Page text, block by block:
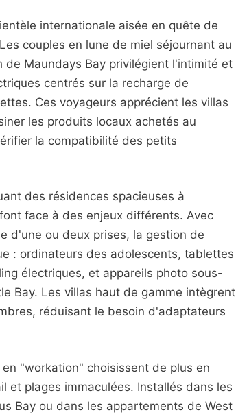
internationale aisée en quête de
couples en lune de miel séjournant au
de Maundays Bay privilégient l'intimité et
centrés sur la recharge de
Ces voyageurs apprécient les villas
les produits locaux achetés au
la compatibilité des petits
des résidences spacieuses à
face à des enjeux différents. Avec
d'une ou deux prises, la gestion de
: ordinateurs des adolescents, tablettes
électriques, et appareils photo sous-
Bay. Les villas haut de gamme intègrent
réduisant le besoin d'adaptateurs
"workation" choisissent de plus en
et plages immaculées. Installés dans les
Bay ou dans les appartements de West